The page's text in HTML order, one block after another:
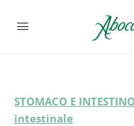
STOMACO E
intestinale